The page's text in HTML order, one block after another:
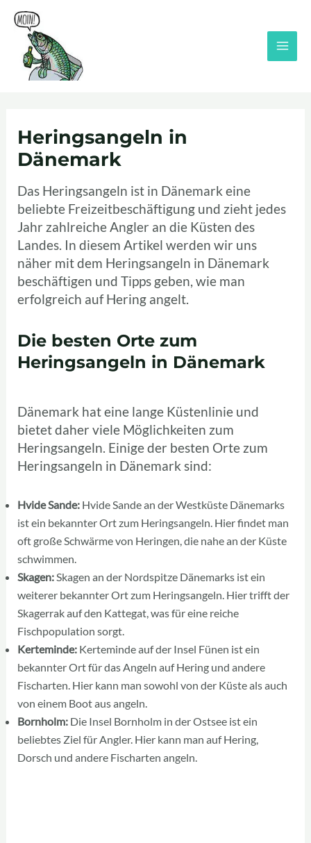
Zum
Inhalt
springen
Heringsangeln in
Dänemark
Das Heringsangeln ist in Dänemark eine
beliebte Freizeitbeschäftigung und zieht jedes
Jahr zahlreiche Angler an die Küsten des
Landes. In diesem Artikel werden wir uns
näher mit dem Heringsangeln in Dänemark
beschäftigen und Tipps geben, wie man
erfolgreich auf Hering angelt.
Die besten Orte zum
Heringsangeln in Dänemark
Dänemark hat eine lange Küstenlinie und
bietet daher viele Möglichkeiten zum
Heringsangeln. Einige der besten Orte zum
Heringsangeln in Dänemark sind:
Hvide Sande: Hvide Sande an der Westküste Dänemarks
ist ein bekannter Ort zum Heringsangeln. Hier findet man
oft große Schwärme von Heringen, die nahe an der Küste
schwimmen.
Skagen:Skagen an der Nordspitze Dänemarks ist ein
weiterer bekannter Ort zum Heringsangeln. Hier trifft der
Skagerrak auf den Kattegat, was für eine reiche
Fischpopulation sorgt.
Kerteminde: Kerteminde auf der Insel Fünen ist ein
bekannter Ort für das Angeln auf Hering und andere
Fischarten. Hier kann man sowohl von der Küste als auch
von einem Boot aus angeln.
Bornholm: Die Insel Bornholm in der Ostsee ist ein
beliebtes Ziel für Angler. Hier kann man auf Hering,
Dorsch und andere Fischarten angeln.